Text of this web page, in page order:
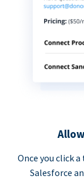
Once you click
Salesforce